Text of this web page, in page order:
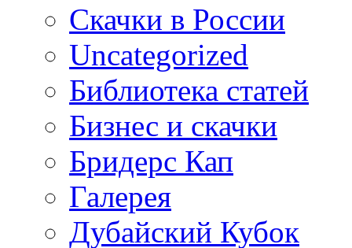
Cкачки в России
Uncategorized
Библиотека статей
Бизнес и скачки
Бридерс Кап
Галерея
Дубайский Кубок